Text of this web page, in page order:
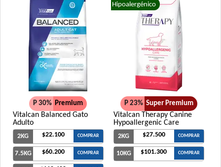
P 30% Premium
Vitalcan Balanced Gato
Adulto
2KG $22.100 COMPRAR
7.5KG $60.200 COMPRAR
Hipoalergénico
P 23% Super Premium
Vitalcan Therapy Canine
Hypoallergenic Care
2KG $27.500 COMPRAR
10KG $101.300 COMPRAR